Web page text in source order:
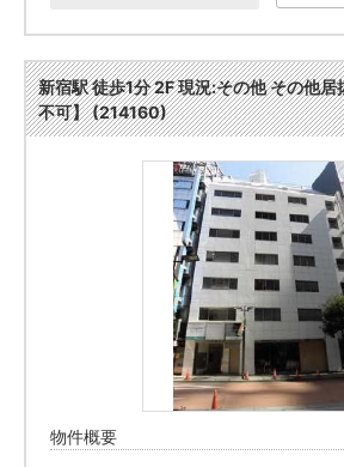
新宿駅 徒歩1分 2F 現況:その他 その他
不可】 (214160)
物件概要